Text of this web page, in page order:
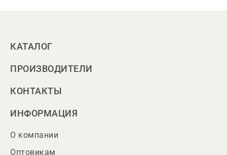
КАТАЛОГ
ПРОИЗВОДИТЕЛИ
КОНТАКТЫ
ИНФОРМАЦИЯ
О компании
Оптовикам